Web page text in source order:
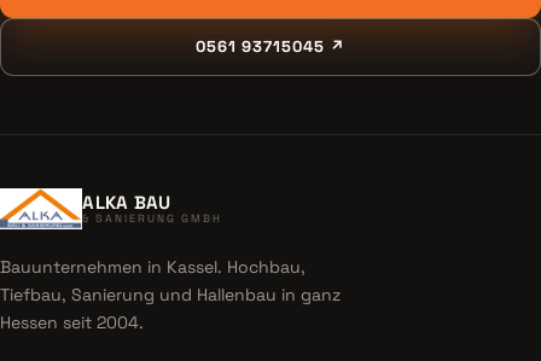
0561 93715045 ↗
ALKA BAU
& SANIERUNG GMBH
Bauunternehmen in Kassel. Hochbau,
Tiefbau, Sanierung und Hallenbau in ganz
Hessen seit 2004.